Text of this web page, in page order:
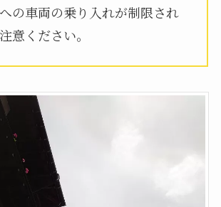
の車両の乗り入れが制限され
意ください。